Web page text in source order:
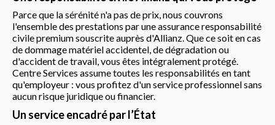
Parce que la sérénité n'a pas de prix, nous couvrons
l'ensemble des prestations par une assurance responsabilité
civile premium souscrite auprès d'Allianz. Que ce soit en cas
de dommage matériel accidentel, de dégradation ou
d'accident de travail, vous êtes intégralement protégé.
Centre Services assume toutes les responsabilités en tant
qu'employeur : vous profitez d'un service professionnel sans
aucun risque juridique ou financier.
Un service encadré par l’État